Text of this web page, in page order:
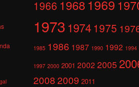
1966 1968 1969
1973 1974 1975
1985 1986 1987 1990 1992 1994
1997 2000 2001 2002 2005
20082009 2011